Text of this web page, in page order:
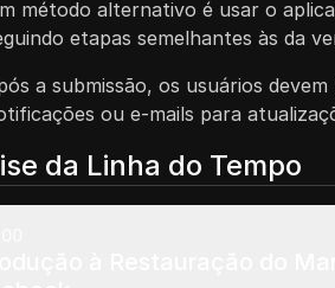
método alternativo é usar o
etapas semelhantes às da
a submissão, os usuários
ou e-mails para
da Linha do Tempo